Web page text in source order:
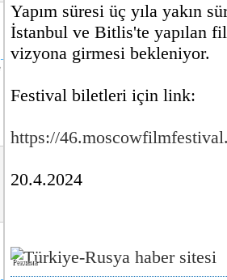
Yapım süresi üç yıla yakın
İstanbul ve Bitlis'te yapılan
vizyona girmesi bekleniyor.
Festival biletleri için link:
https://
20.4.2024
Реклама